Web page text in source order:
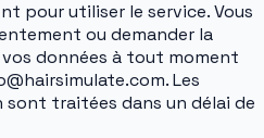
pour utiliser le service. Vous
ou demander la
données à tout moment
Les
sont traitées dans un délai de